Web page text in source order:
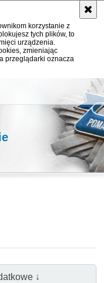
korzystanie z
tych plików, to
urządzenia.
zmieniając
przeglądarki oznacza
↓